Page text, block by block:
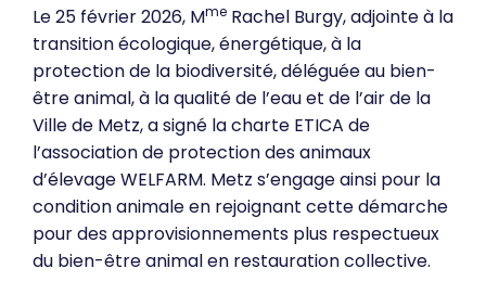
Le 25 février 2026, Mme Rachel Burgy, adjointe à la
transition écologique, énergétique, à la
protection de la biodiversité, déléguée au bien-
être animal, à la qualité de l’eau et de l’air de la
Ville de Metz, a signé la charte ETICA de
l’association de protection des animaux
d’élevage WELFARM. Metz s’engage ainsi pour la
condition animale en rejoignant cette démarche
pour des approvisionnements plus respectueux
du bien-être animal en restauration collective.